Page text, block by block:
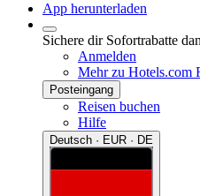
App herunterladen
Sichere dir Sofortrabatte
Anmelden
Mehr zu Hotels.com
Posteingang
Reisen buchen
Hilfe
Deutsch · EUR · DE